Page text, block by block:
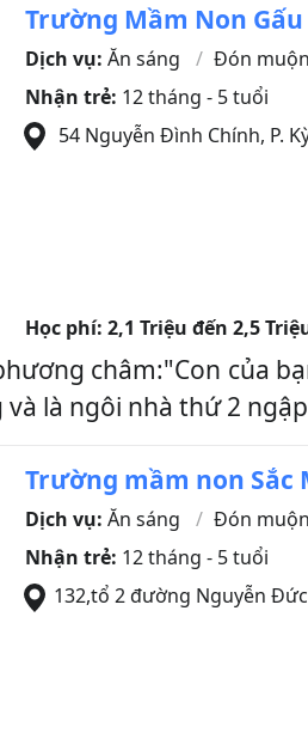
Trường Mầm Non
Dịch vụ: Ăn sáng Đón muộn
Nhận trẻ: 12 tháng - 5 tuổi
54 Nguyễn Đình Chính, P.
Học phí: 2,1 Triệu đến 2,5
châm:"Con của
là ngôi nhà thứ 2
Trường mầm non Sắc
Dịch vụ: Ăn sáng Đón muộn
Nhận trẻ: 12 tháng - 5 tuổi
132,tổ 2 đường Nguyễn